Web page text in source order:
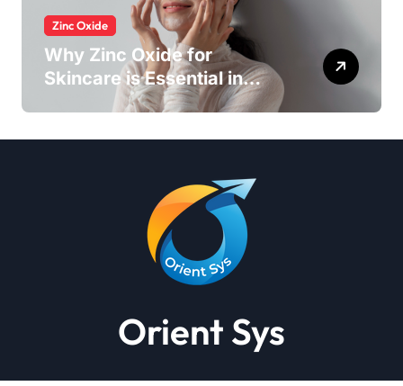
Zinc Oxide
Why Zinc Oxide for
Skincare is Essential in
Every Products
Orient Sys